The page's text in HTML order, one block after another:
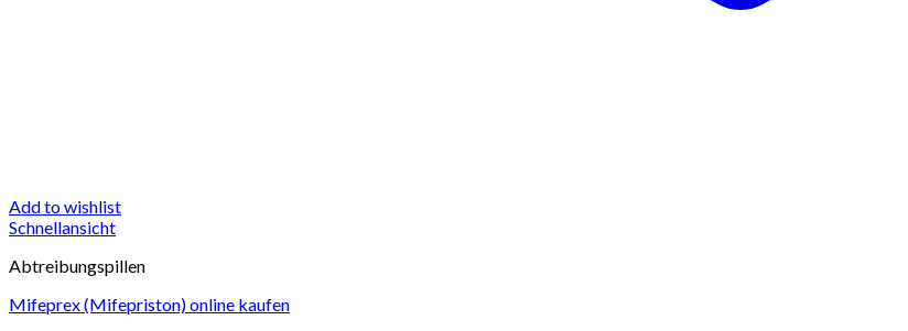
Add to wishlist
Schnellansicht
Abtreibungspillen
Mifeprex (Mifepriston) online kaufen